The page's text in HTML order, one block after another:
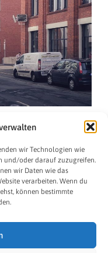
wir Technologien wie
und/oder darauf zuzugreifen.
wir Daten wie das
verarbeiten. Wenn du
können bestimmte
255 SMK